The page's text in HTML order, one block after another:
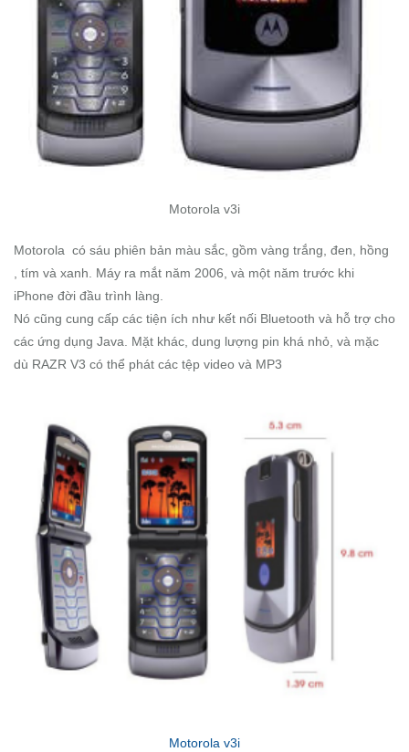
Motorola v3i
Motorola có sáu phiên bản màu sắc, gồm vàng trắng, đen, hồng
, tím và xanh. Máy ra mắt năm 2006, và một năm trước khi
iPhone đời đầu trình làng.
Nó cũng cung cấp các tiện ích như kết nối Bluetooth và hỗ trợ cho
các ứng dụng Java. Mặt khác, dung lượng pin khá nhỏ, và mặc
dù RAZR V3 có thể phát các tệp video và MP3
Motorola v3i